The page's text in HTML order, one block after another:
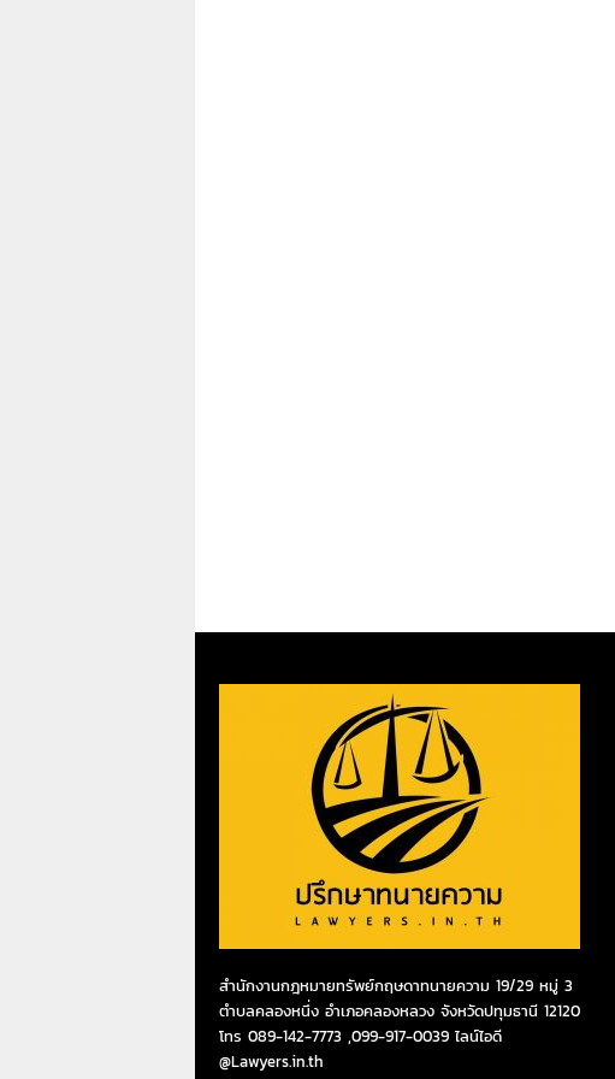
สำนักงานกฎหมายทรัพย์กฤษดาทนายความ 19/29 หมู่ 3
ตำบลคลองหนึ่ง อำเภอคลองหลวง จังหวัดปทุมธานี 12120
โทร 089-142-7773 ,099-917-0039 ไลน์ไอดี
@Lawyers.in.th